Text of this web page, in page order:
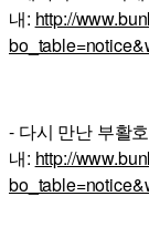
내: http://
- 다시 만난 부활
내: http://